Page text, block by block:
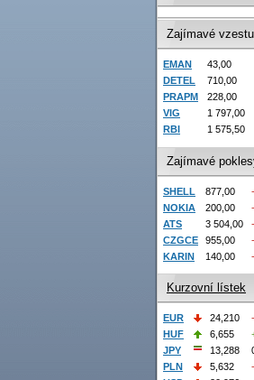
Zajímavé
EMAN 43,00
DETEL
710,00
PRAPM
228,00
VIG
1 797,00
RBI
1 575,50
Zajímavé
SHELL 877,00
NOKIA
200,00
ATS
3 504,00
CZGCE
955,00
KARIN
140,00
Kurzovní lístek
EUR 24,210
HUF
6,655
JPY
13,288
PLN
5,632